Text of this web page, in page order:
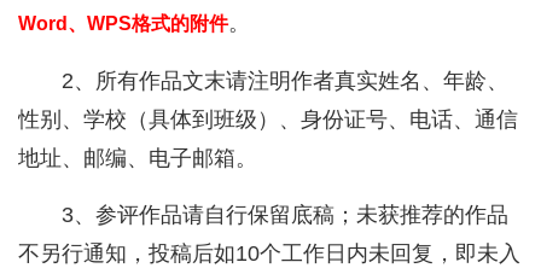
Word、WPS格式的附件。
2、所有作品文末请注明作者真实姓名、年龄、
性别、学校（具体到班级）、身份证号、电话、通信
地址、邮编、电子邮箱。
3、参评作品请自行保留底稿；未获推荐的作品
不另行通知，投稿后如10个工作日内未回复，即未入